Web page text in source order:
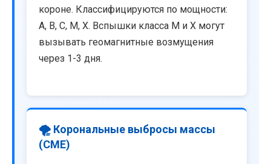
короне. Классифицируются по мощности:
A, B, C, M, X. Вспышки класса M и X могут
вызывать геомагнитные возмущения
через 1-3 дня.
🌪️ Корональные выбросы массы
(CME)